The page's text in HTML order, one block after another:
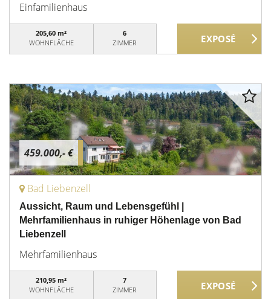
Einfamilienhaus
205,60 m²
WOHNFLÄCHE
6
ZIMMER
459.000,- €
Bad Liebenzell
Aussicht, Raum und Lebensgefühl |
Mehrfamilienhaus in ruhiger Höhenlage von Bad
Liebenzell
Mehrfamilienhaus
210,95 m²
WOHNFLÄCHE
7
ZIMMER